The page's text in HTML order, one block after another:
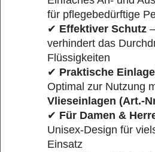
für pflegebedürftige
✔ Effektiver Schutz
verhindert das
Flüssigkeiten
✔ Praktische
Optimal zur Nutzung
Vlieseinlagen (Art.-
✔ Für Damen &
Unisex-Design für
Einsatz